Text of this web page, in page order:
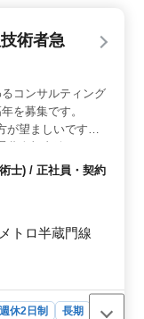
術者急
コンサルティング
を募集です。
が望ましいです。
士) / 正社員・契約
トロ半蔵門線
週休2日制
長期